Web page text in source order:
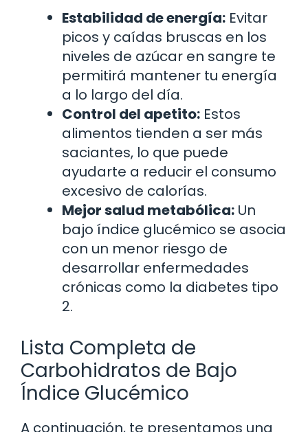
Estabilidad de energía: Evitar
picos y caídas bruscas en los
niveles de azúcar en sangre te
permitirá mantener tu energía
a lo largo del día.
Control del apetito: Estos
alimentos tienden a ser más
saciantes, lo que puede
ayudarte a reducir el consumo
excesivo de calorías.
Mejor salud metabólica: Un
bajo índice glucémico se asocia
con un menor riesgo de
desarrollar enfermedades
crónicas como la diabetes tipo
2.
Lista Completa de
Carbohidratos de Bajo
Índice Glucémico
A continuación, te presentamos una